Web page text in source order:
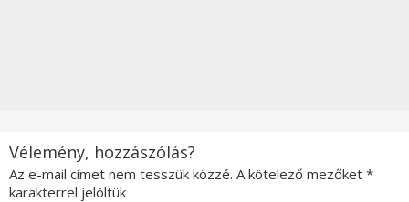
Vélemény, hozzászólás?
Az e-mail címet nem tesszük közzé. A kötelező mezőket *
karakterrel jelöltük